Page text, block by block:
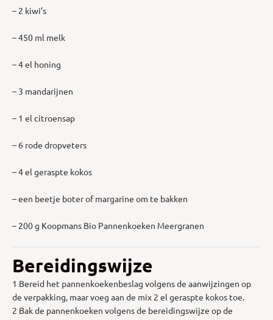
– 2 kiwi’s
– 450 ml melk
– 4 el honing
– 3 mandarijnen
– 1 el citroensap
– 6 rode dropveters
– 4 el geraspte kokos
– een beetje boter of margarine om te bakken
– 200 g Koopmans Bio Pannenkoeken Meergranen
Bereidingswijze
1 Bereid het pannenkoekenbeslag volgens de aanwijzingen op
de verpakking, maar voeg aan de mix 2 el geraspte kokos toe.
2 Bak de pannenkoeken volgens de bereidingswijze op de